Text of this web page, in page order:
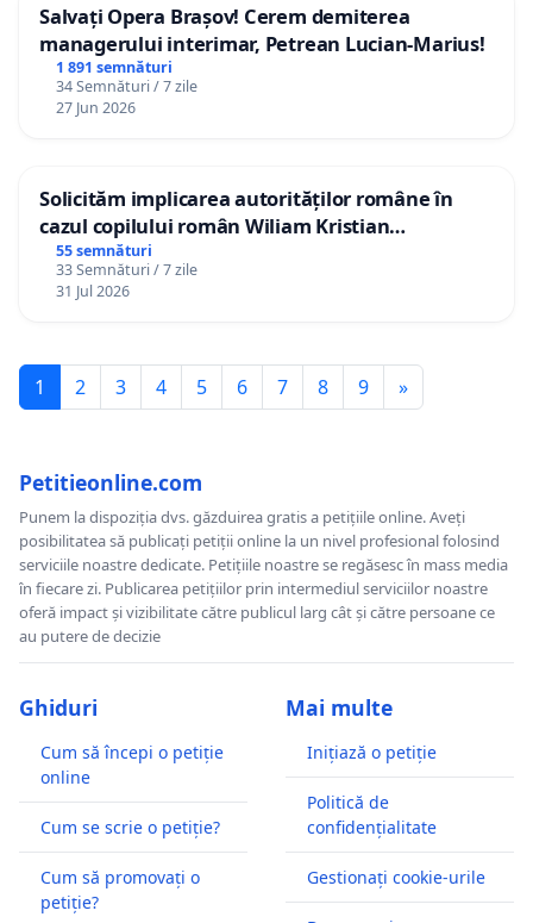
Salvați Opera Brașov! Cerem demiterea
managerului interimar, Petrean Lucian-Marius!
1 891 semnături
34 Semnături / 7 zile
27 Jun 2026
Solicităm implicarea autorităților române în
cazul copilului român Wiliam Kristian
Gheorghe, aflat în plasament în Danemarca de
12 ani
55 semnături
33 Semnături / 7 zile
31 Jul 2026
1 2 3 4 5 6 7 8 9 »
Petitieonline.com
Punem la dispoziția dvs. găzduirea gratis a petițiile online. Aveți
posibilitatea să publicați petiții online la un nivel profesional folosind
serviciile noastre dedicate. Petițiile noastre se regăsesc în mass media
în fiecare zi. Publicarea petițiilor prin intermediul serviciilor noastre
oferă impact și vizibilitate către publicul larg cât și către persoane ce
au putere de decizie
Ghiduri
Cum să începi o petiție
online
Cum se scrie o petiție?
Cum să promovați o
petiție?
Mai multe
Inițiază o petiție
Politică de
confidențialitate
Gestionați cookie-urile